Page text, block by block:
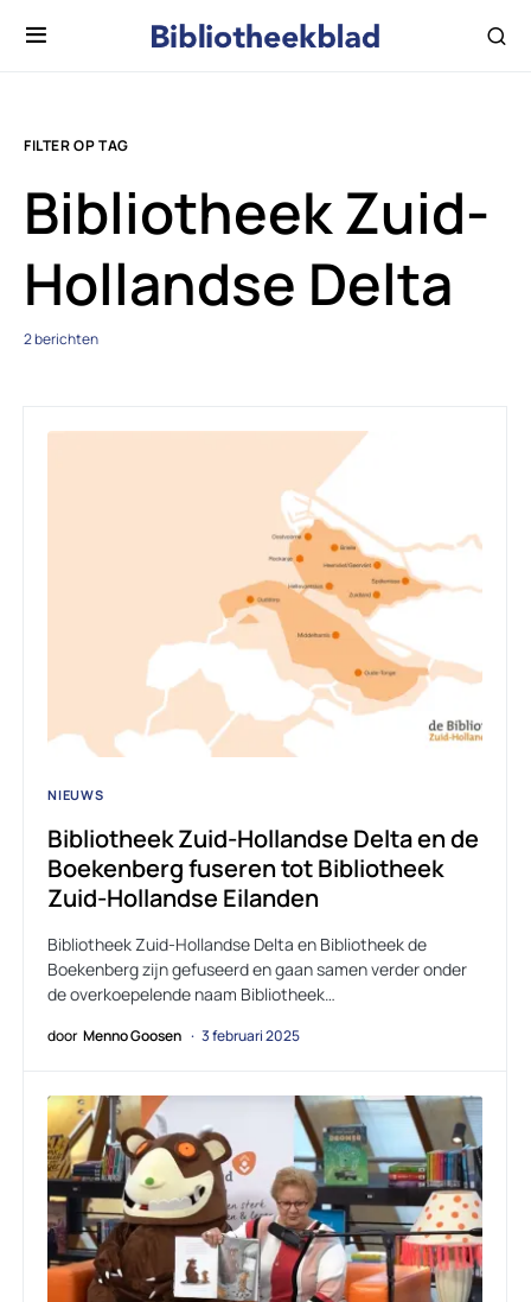
FILTER OP TAG
Bibliotheek Zuid-
Hollandse Delta
2 berichten
NIEUWS
Bibliotheek Zuid-Hollandse Delta en de
Boekenberg fuseren tot Bibliotheek
Zuid-Hollandse Eilanden
Bibliotheek Zuid-Hollandse Delta en Bibliotheek de
Boekenberg zijn gefuseerd en gaan samen verder onder
de overkoepelende naam Bibliotheek…
door Menno Goosen 3 februari 2025